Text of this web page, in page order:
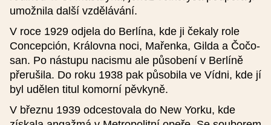
umožnila další vzdělávání.
V roce 1929 odjela do Berlína, kde ji čekaly role
Concepción, Královna noci, Mařenka, Gilda a Čočo-
san. Po nástupu nacismu ale působení v Berlíně
přerušila. Do roku 1938 pak působila ve Vídni, kde jí
byl udělen titul komorní pěvkyně.
V březnu 1939 odcestovala do New Yorku, kde
Přidat reprízu
Podrobnosti